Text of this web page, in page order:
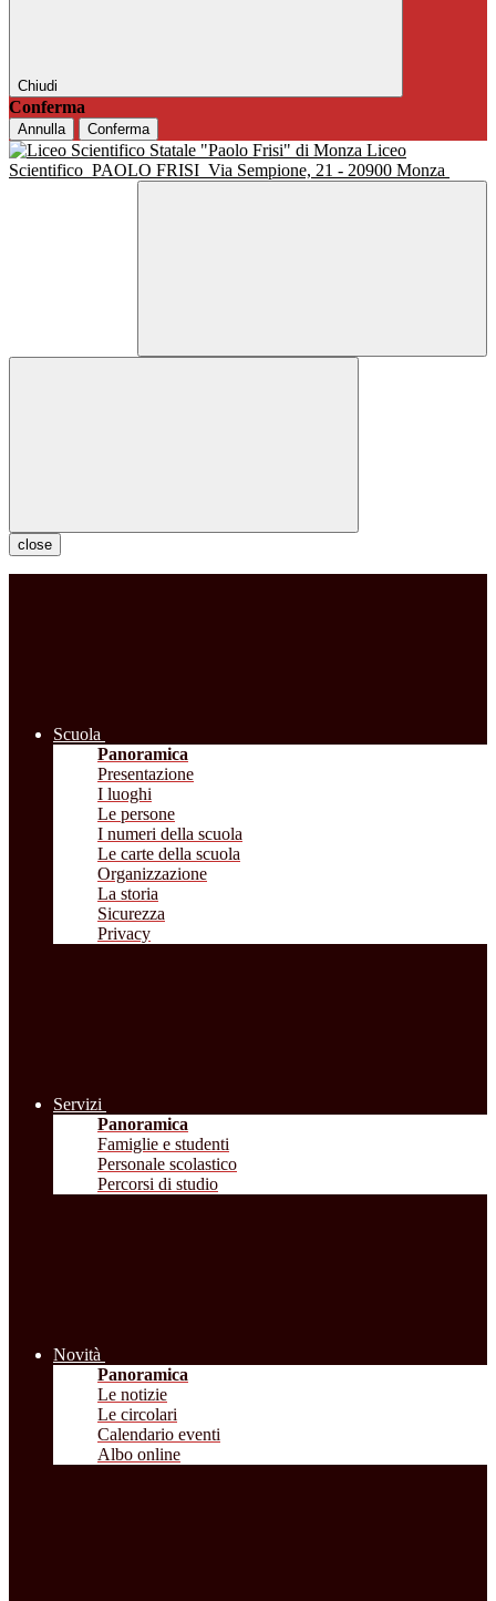
Chiudi
Conferma
Annulla Conferma
Liceo
Scientifico PAOLO FRISI Via Sempione, 21 - 20900 Monza
close
Scuola
Panoramica
Presentazione
I luoghi
Le persone
I numeri della scuola
Le carte della scuola
Organizzazione
La storia
Sicurezza
Privacy
Servizi
Panoramica
Famiglie e studenti
Personale scolastico
Percorsi di studio
Novità
Panoramica
Le notizie
Le circolari
Calendario eventi
Albo online